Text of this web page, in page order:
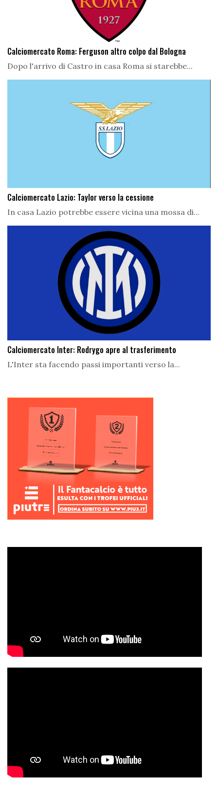
Calciomercato Roma: Ferguson altro colpo dal Bologna
Dopo l'arrivo di Castro in casa Roma si starebbe...
Calciomercato Lazio: Taylor verso la cessione
In casa Lazio potrebbe essere vicina una mossa di...
Calciomercato Inter: Rodrygo apre al trasferimento
L'Inter sta facendo passi importanti verso la...